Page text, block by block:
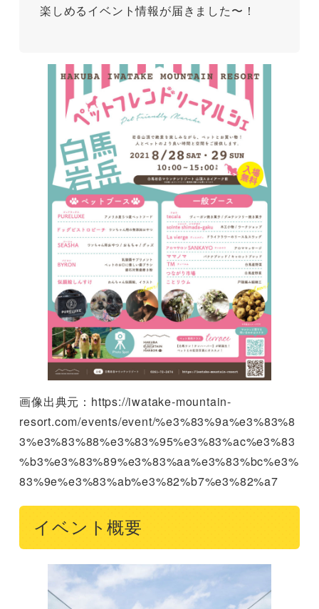
楽しめるイベント情報が届きました〜！
画像出典元：https://iwatake-mountain-
resort.com/events/event/%e3%83%9a%e3%83%8
3%e3%83%88%e3%83%95%e3%83%ac%e3%83
%b3%e3%83%89%e3%83%aa%e3%83%bc%e3%
83%9e%e3%83%ab%e3%82%b7%e3%82%a7
イベント概要